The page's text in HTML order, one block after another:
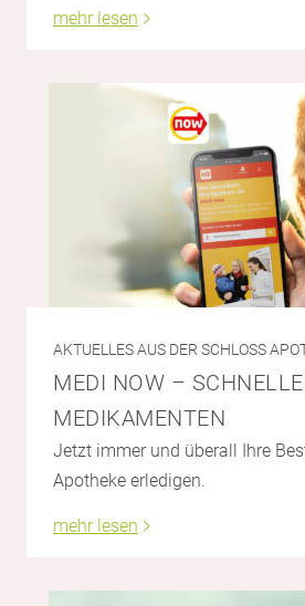
mehr lesen
AKTUELLES AUS DER SCHLOSS
MEDI NOW –
MEDIKAMENTEN
Jetzt immer und überall Ihre
Apotheke erledigen.
mehr lesen